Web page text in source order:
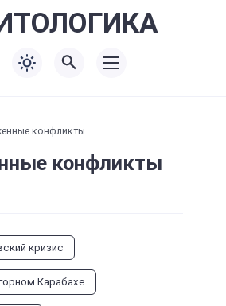
ЛОГИКА
конфликты
конфликты
кризис
Карабахе